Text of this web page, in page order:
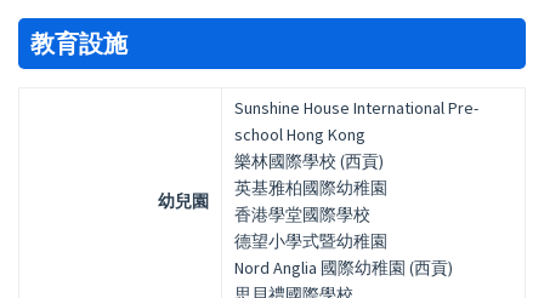
教育設施
幼兒園
Sunshine House International Pre-
school Hong Kong
樂林國際學校 (西貢)
英基雅柏國際幼稚園
香港學堂國際學校
德望小學式暨幼稚園
Nord Anglia 國際幼稚園 (西貢)